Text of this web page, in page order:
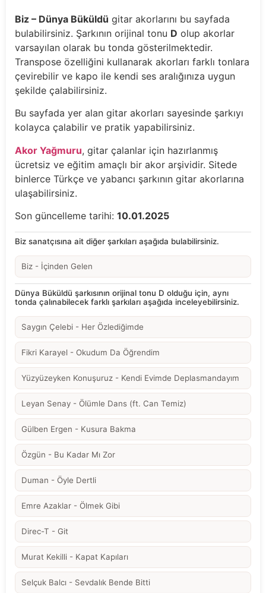
Biz – Dünya Büküldü gitar akorlarını bu sayfada
bulabilirsiniz. Şarkının orijinal tonu D olup akorlar
varsayılan olarak bu tonda gösterilmektedir.
Transpose özelliğini kullanarak akorları farklı tonlara
çevirebilir ve kapo ile kendi ses aralığınıza uygun
şekilde çalabilirsiniz.
Bu sayfada yer alan gitar akorları sayesinde şarkıyı
kolayca çalabilir ve pratik yapabilirsiniz.
Akor Yağmuru, gitar çalanlar için hazırlanmış
ücretsiz ve eğitim amaçlı bir akor arşividir. Sitede
binlerce Türkçe ve yabancı şarkının gitar akorlarına
ulaşabilirsiniz.
Son güncelleme tarihi: 10.01.2025
Biz sanatçısına ait diğer şarkıları aşağıda bulabilirsiniz.
Biz - İçinden Gelen
Dünya Büküldü şarkısının orijinal tonu D olduğu için, aynı
tonda çalınabilecek farklı şarkıları aşağıda inceleyebilirsiniz.
Saygın Çelebi - Her Özlediğimde
Fikri Karayel - Okudum Da Öğrendim
Yüzyüzeyken Konuşuruz - Kendi Evimde Deplasmandayım
Leyan Senay - Ölümle Dans (ft. Can Temiz)
Gülben Ergen - Kusura Bakma
Özgün - Bu Kadar Mı Zor
Duman - Öyle Dertli
Emre Azaklar - Ölmek Gibi
Direc-T - Git
Murat Kekilli - Kapat Kapıları
Selçuk Balcı - Sevdalık Bende Bitti